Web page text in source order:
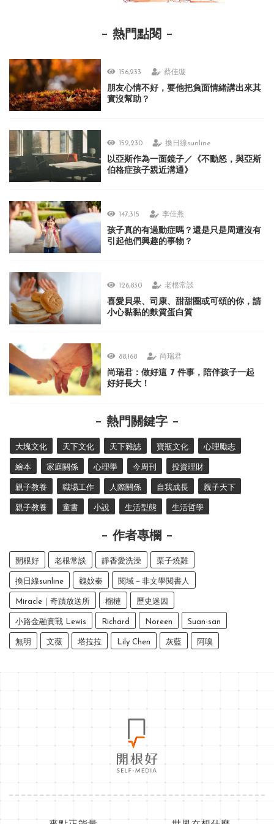
熱門點閱
156,233 蔡佳璇
朋友心情不好，要他把負面情緒講出來其
實沒幫助？
152,230 換日線sunline
以亞斯作為一面鏡子／《不動怒，與亞斯
伯格症孩子親近溝通》
147,315 李佳燕
孩子真的有過動症嗎？還是只是周遭沒有
引起他們興趣的事物？
126,830 老根常談
喜愛貝果、司康、甜甜圈或可頌的你，請
小心黏黏的麩質蛋白質
88,168 尚瑞君
尚瑞君：做好這 7 件事，陪伴孩子一起
好好長大！
熱門關鍵字
大塊文化 天下文化 天下雜誌 寶瓶文化 心理勵志
繪本 家庭關係 心理學 今周刊 投資理財
親子教養 職場工作 人際關係 自我成長 親子天下
親子教養 童書 小說 生活型態 生活哲學
作者專欄
開根好 老根常談 靜香愛洗澡 栗子燒雞
換日線sunline 魏妏秦 閱域－非文學閱書人
Miracle｜奇蹟放送所 榴槤 歷史迷因
小路金融實戰 Lewis Richard Noreen Suan-san
無明 文薇 塔拉拉 Lily Chen 灰藍 阿嗅